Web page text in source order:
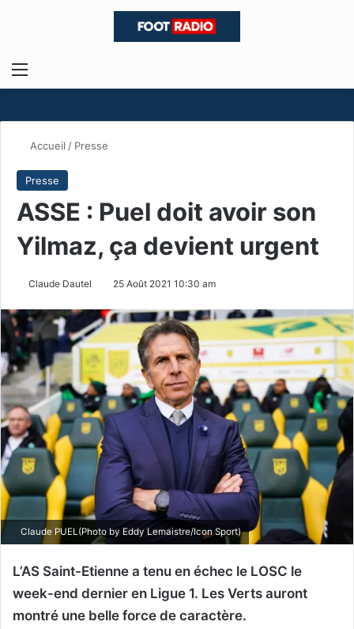
Menu
Accueil / Presse
Presse
ASSE : Puel doit avoir son
Yilmaz, ça devient urgent
Claude Dautel 25 Août 2021 10:30 am
Claude PUEL(Photo by Eddy Lemaistre/Icon Sport)
L’AS Saint-Etienne a tenu en échec le LOSC le
week-end dernier en Ligue 1. Les Verts auront
montré une belle force de caractère.